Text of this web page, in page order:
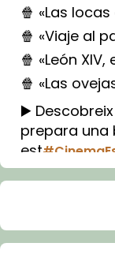
🍿 «Las
🍿 «Viaje al
🍿 «León
🍿 «Las
▶️
prepara una
est
Imatge: